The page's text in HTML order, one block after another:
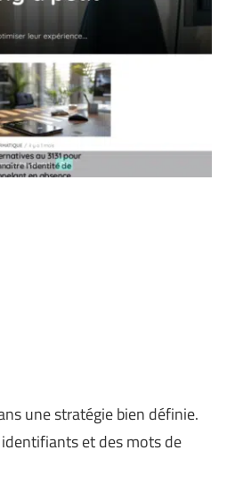
une stratégie bien définie.
et des mots de